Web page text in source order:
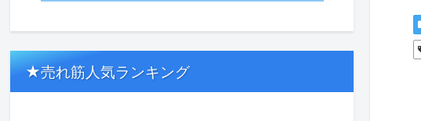
★売れ筋人気ランキング